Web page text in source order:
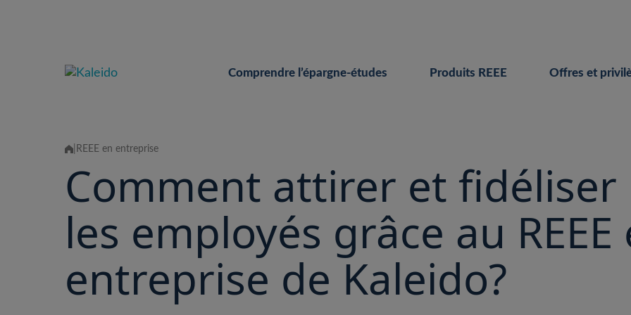
Comprendre l’épargne-études Produits REEE Offres et
REEE en entreprise
Comment attirer et fidéliser
les employés grâce au REEE
entreprise de Kaleido?